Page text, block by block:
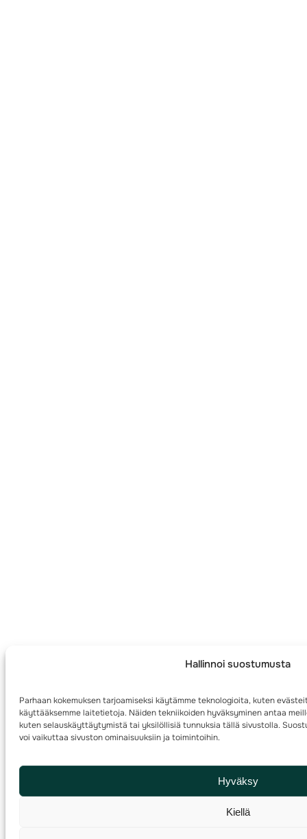
Hallinnoi suostumusta
Parhaan kokemuksen tarjoamiseksi käytämme teknologioita, kuten
käyttääksemme laitetietoja. Näiden tekniikoiden hyväksyminen antaa
kuten selauskäyttäytymistä tai yksilöllisiä tunnuksia tällä sivustolla.
voi vaikuttaa sivuston ominaisuuksiin ja toimintoihin.
Hyväksy
Kiellä